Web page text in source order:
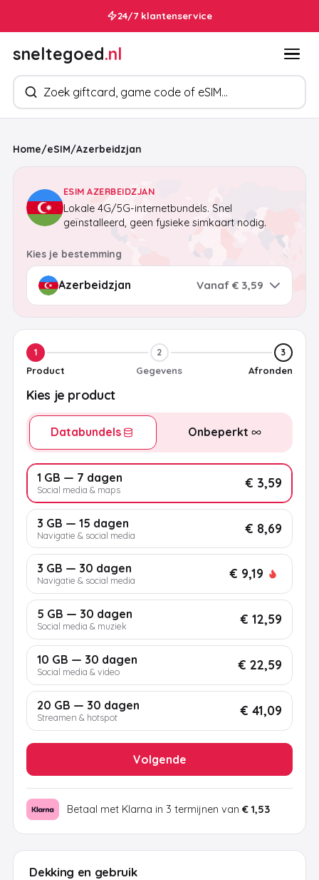
24/7 klantenservice
sneltegoed.nl
Zoek producten
Home/eSIM/Azerbeidzjan
ESIM AZERBEIDZJAN
Lokale 4G/5G-internetbundels. Snel
geïnstalleerd, geen fysieke simkaart nodig.
Kies je bestemming
Vanaf € 3,59
Dekking en gebruik
1
Product
2
Gegevens
3
Afronden
Kies je product
Databundels Onbeperkt
1 GB — 7 dagen
Social media & maps € 3,59
3 GB — 15 dagen
Navigatie & social media € 8,69
3 GB — 30 dagen
Navigatie & social media € 9,19
5 GB — 30 dagen
Social media & muziek € 12,59
10 GB — 30 dagen
Social media & video € 22,59
20 GB — 30 dagen
Streamen & hotspot € 41,09
Volgende
Betaal met Klarna in 3 termijnen van € 1,53